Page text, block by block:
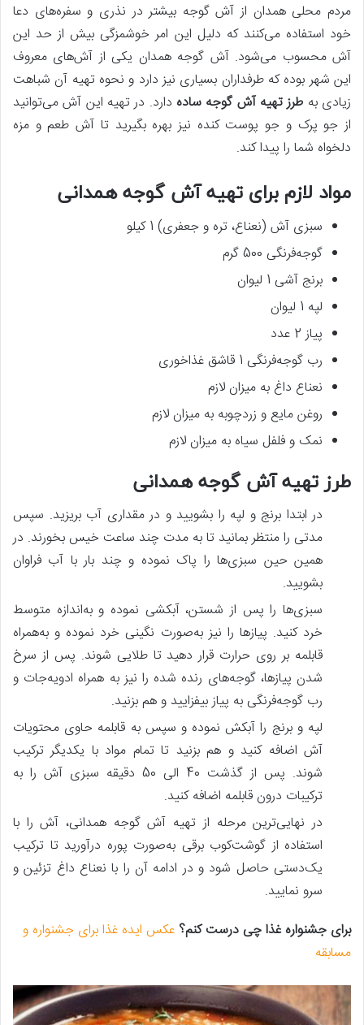
مردم محلی همدان از آش گوجه بیشتر در نذری و سفره‌های دعا
خود استفاده می‌کنند که دلیل این امر خوشمزگی بیش‌ از حد این
آش محسوب می‌شود. آش گوجه همدان یکی از آش‌های معروف
این شهر بوده که طرفداران بسیاری نیز دارد و نحوه تهیه آن شباهت
زیادی به طرز تهیه آش گوجه ساده دارد. در تهیه این آش می‌توانید
از جو پرک و جو پوست کنده نیز بهره بگیرید تا آش طعم و مزه
دلخواه شما را پیدا کند.
مواد لازم برای تهیه آش گوجه همدانی
سبزی آش (نعناع، تره و جعفری) 1 کیلو
گوجه‌فرنگی 500 گرم
برنج آشی 1 لیوان
لپه 1 لیوان
پیاز 2 عدد
رب گوجه‌فرنگی 1 قاشق غذاخوری
نعناع داغ به میزان لازم
روغن مایع و زردچوبه به میزان لازم
نمک و فلفل سیاه به میزان لازم
طرز تهیه آش گوجه همدانی
در ابتدا برنج و لپه را بشویید و در مقداری آب بریزید. سپس
مدتی را منتظر بمانید تا به مدت چند ساعت خیس بخورند. در
همین حین سبزی‌ها را پاک نموده و چند بار با آب فراوان
بشویید.
سبزی‌ها را پس‌ از شستن، آبکشی نموده و به‌اندازه متوسط
خرد کنید. پیازها را نیز به‌صورت نگینی خرد نموده و به‌همراه
قابلمه بر روی حرارت قرار دهید تا طلایی شوند. پس‌ از سرخ
شدن پیازها، گوجه‌های رنده شده را نیز به همراه ادویه‌جات و
رب گوجه‌فرنگی به پیاز بیفزایید و هم بزنید.
لپه و برنج را آبکش نموده و سپس به قابلمه حاوی محتویات
آش اضافه کنید و هم بزنید تا تمام مواد با یکدیگر ترکیب
شوند. پس‌ از گذشت 40 الی 50 دقیقه سبزی آش را به
ترکیبات درون قابلمه اضافه کنید.
در نهایی‌ترین مرحله از تهیه آش گوجه همدانی، آش را با
استفاده از گوشت‌کوب برقی به‌صورت پوره درآورید تا ترکیب
یک‌دستی حاصل شود و در ادامه آن را با نعناع داغ تزئین و
سرو نمایید.
برای جشنواره غذا چی درست کنم؟ عکس ایده غذا برای جشنواره و
مسابقه